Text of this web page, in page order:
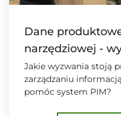
Dane
narzędziowej -
Jakie wyzwania stoją
zarządzaniu
pomóc system PIM?